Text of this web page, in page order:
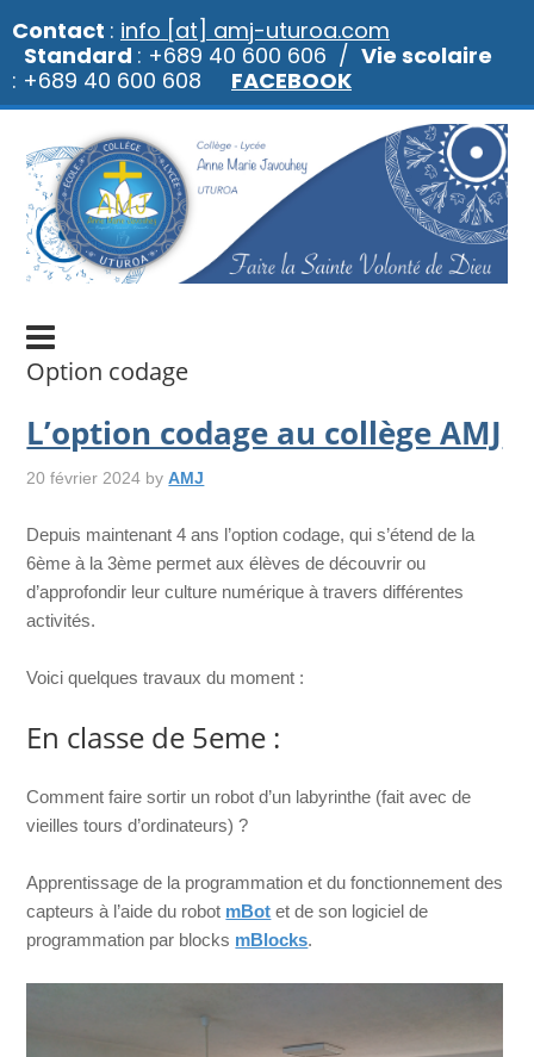
Option codage
L’option codage au collège AMJ
20 février 2024 byAMJ
Depuis maintenant 4 ans l’option codage, qui s’étend de la
6ème à la 3ème permet aux élèves de découvrir ou
d’approfondir leur culture numérique à travers différentes
activités.
Voici quelques travaux du moment :
En classe de 5eme :
Comment faire sortir un robot d’un labyrinthe (fait avec de
vieilles tours d’ordinateurs) ?
Apprentissage de la programmation et du fonctionnement des
capteurs à l’aide du robot mBot et de son logiciel de
programmation par blocks mBlocks.
Contact : info [at] amj-uturoa.com
Standard : +689 40 600 606 / Vie scolaire
: +689 40 600 608 FACEBOOK